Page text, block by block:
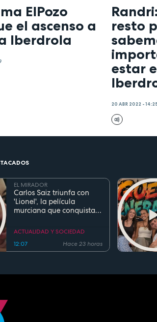
ElPozo
el ascenso a
Iberdrola
resto
estar
20 ABR 2022 -
EL MIRADOR
Carlos Saiz triunfa con
'Lionel', la película
murciana que conquista
estreno
ACTUALIDAD Y SOCIEDAD
12:07
Hace 23 horas